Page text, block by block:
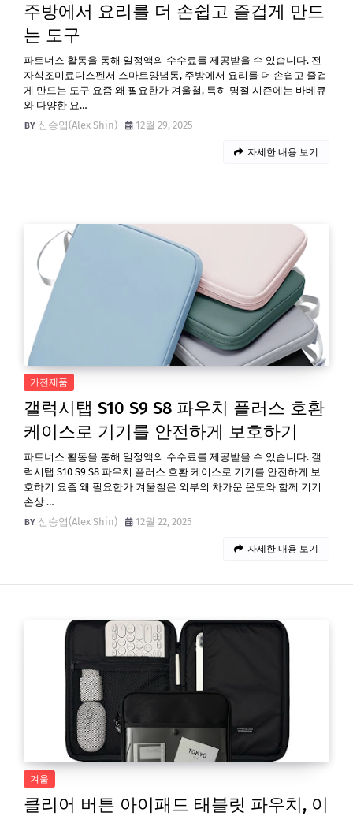
주방에서 요리를 더 손쉽고 즐겁게 만드
는 도구
파트너스 활동을 통해 일정액의 수수료를 제공받을 수 있습니다. 전
자식조미료디스펜서 스마트양념통, 주방에서 요리를 더 손쉽고 즐겁
게 만드는 도구 요즘 왜 필요한가 겨울철, 특히 명절 시즌에는 바베큐
와 다양한 요…
신승엽(Alex Shin)
12월 29, 2025
자세한 내용 보기
가전제품
갤럭시탭 S10 S9 S8 파우치 플러스 호환
케이스로 기기를 안전하게 보호하기
파트너스 활동을 통해 일정액의 수수료를 제공받을 수 있습니다. 갤
럭시탭 S10 S9 S8 파우치 플러스 호환 케이스로 기기를 안전하게 보
호하기 요즘 왜 필요한가 겨울철은 외부의 차가운 온도와 함께 기기
손상 …
신승엽(Alex Shin)
12월 22, 2025
자세한 내용 보기
겨울
클리어 버튼 아이패드 태블릿 파우치, 이